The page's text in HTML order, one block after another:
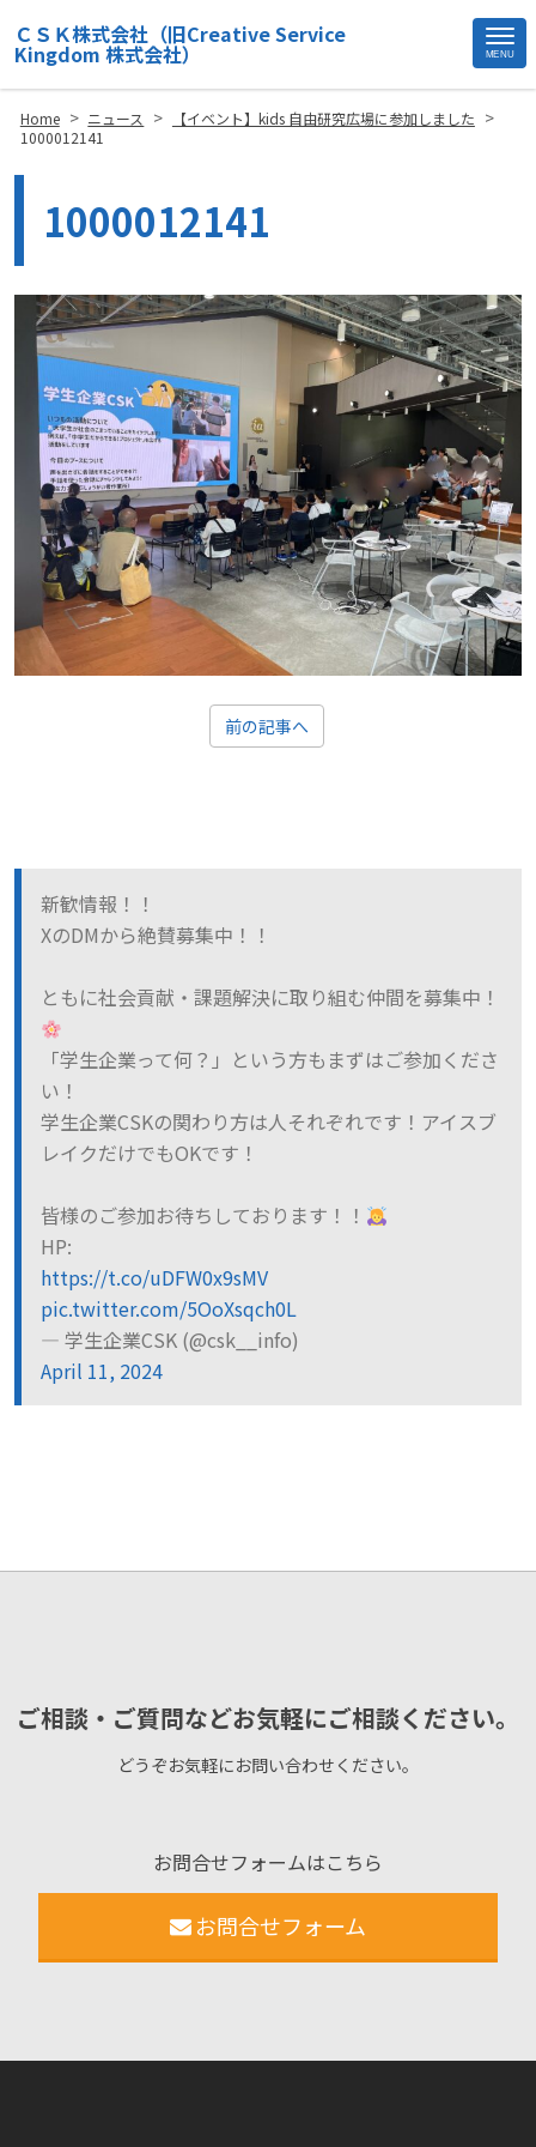
ＣＳＫ株式会社（旧Creative Service
Kingdom 株式会社） MENU
Home > ニュース > 【イベント】kids 自由研究広場に参加しました >
1000012141
1000012141
前の記事へ
新歓情報！！
XのDMから絶賛募集中！！
ともに社会貢献・課題解決に取り組む仲間を募集中！
「学生企業って何？」という方もまずはご参加くださ
い！
学生企業CSKの関わり方は人それぞれです！アイスブ
レイクだけでもOKです！
皆様のご参加お待ちしております！！
HP:
https://t.co/uDFW0x9sMV
pic.twitter.com/5OoXsqch0L
— 学生企業CSK (@csk__info)
April 11, 2024
ご相談・ご質問などお気軽にご相談ください。
どうぞお気軽にお問い合わせください。
お問合せフォームはこちら
お問合せフォーム
Site
Footer